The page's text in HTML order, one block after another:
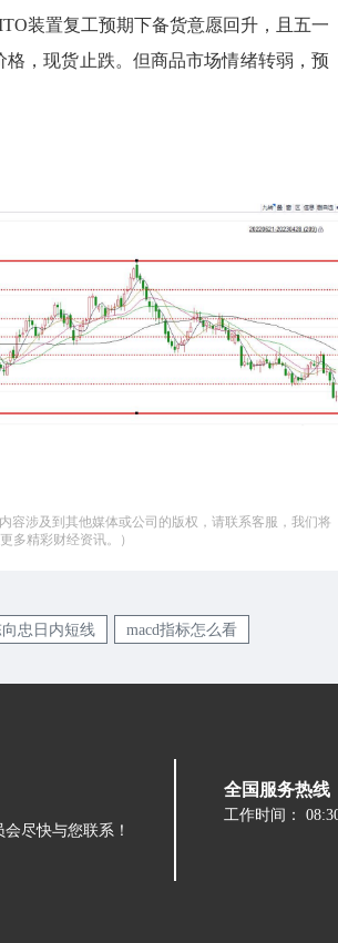
装置复工预期下备货意愿回升，且五一
，现货止跌。但商品市场情绪转弱，预
容涉及到其他媒体或公司的版权，请联系客服，我们将
多精彩财经资讯。）
向忠日内短线 macd指标怎么看
尽快与您联系！
全国服务热线
工作时间：